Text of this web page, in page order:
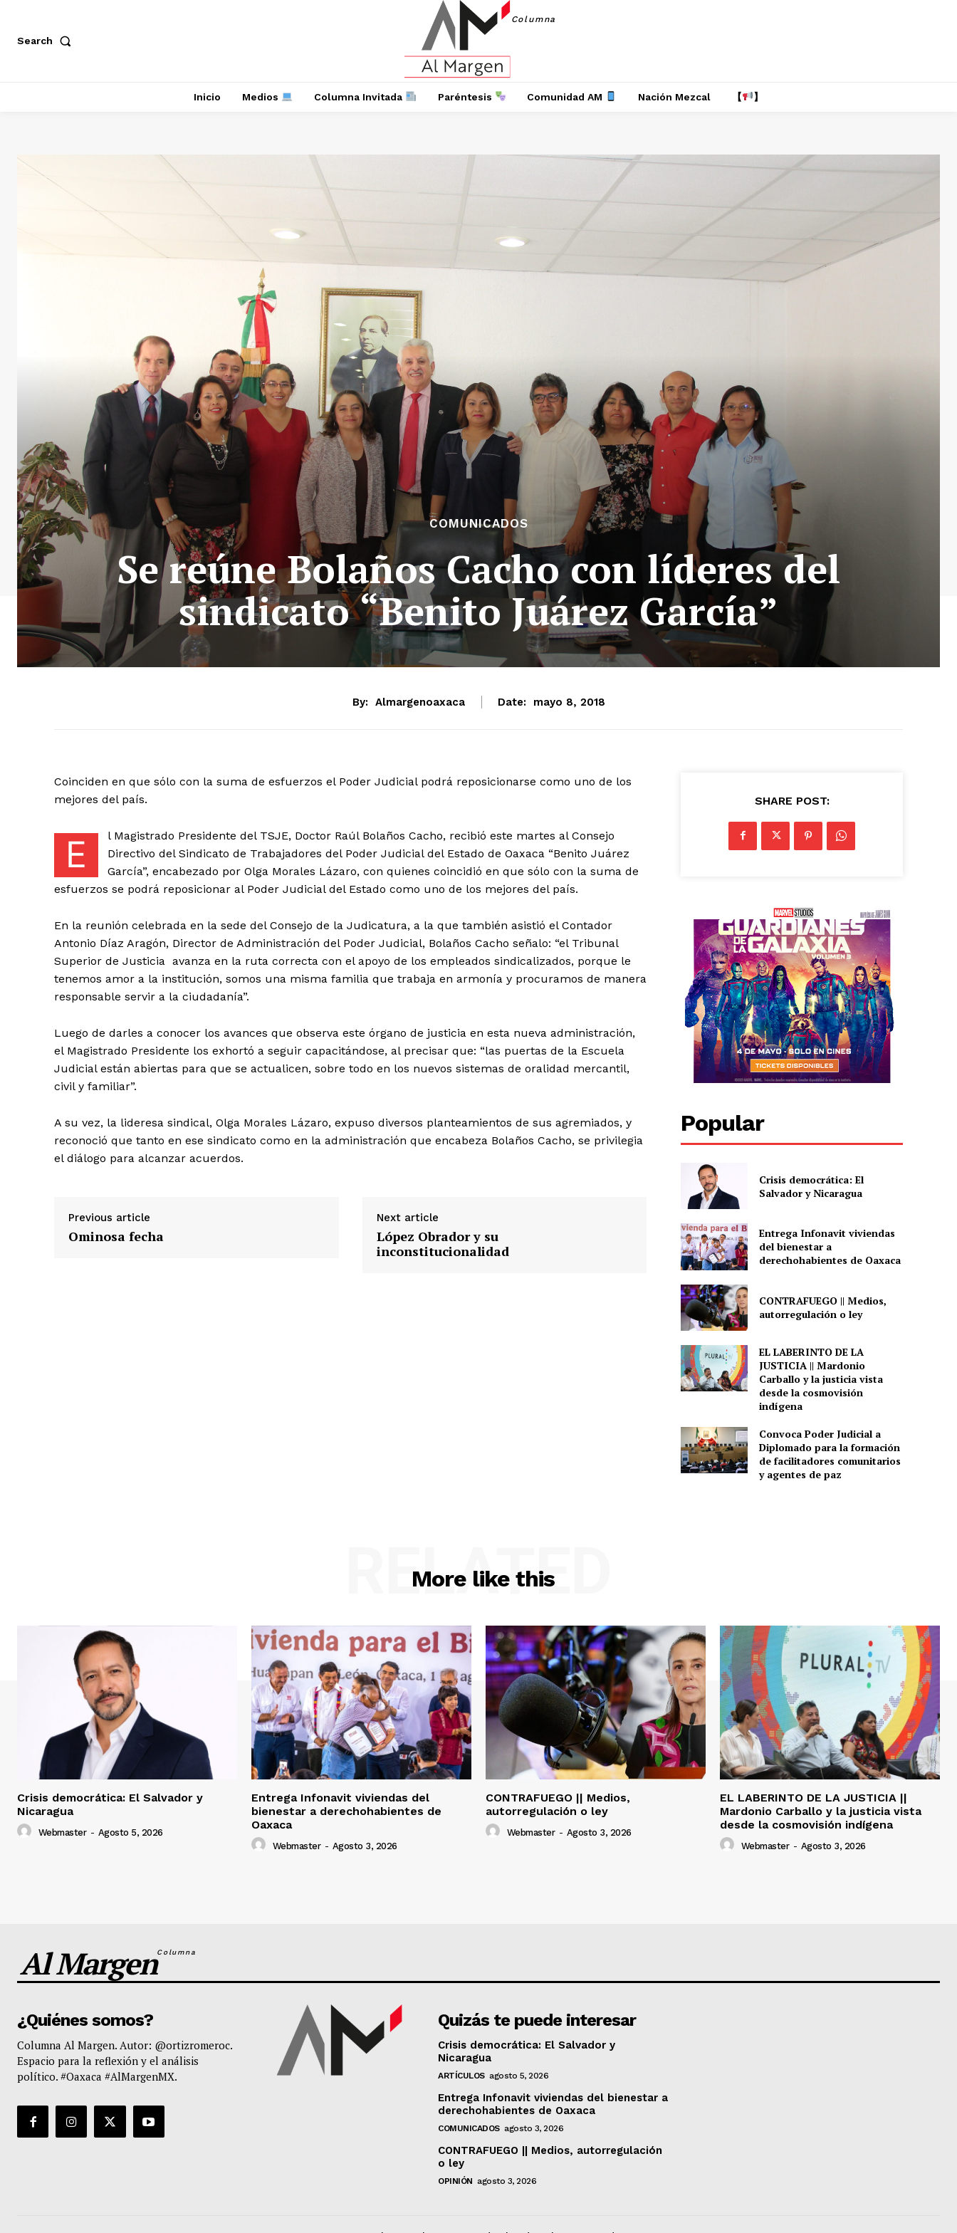
+ Todas las formas de lucha, potencialmente enlazadas
Search
Columna
Inicio Medios Columna Invitada Paréntesis Comunidad AM Nación Mezcal 【 】
COMUNICADOS
Se reúne Bolaños Cacho con líderes del
sindicato “Benito Juárez García”
By: Almargenoaxaca Date: mayo 8, 2018
Coinciden en que sólo con la suma de esfuerzos el Poder Judicial podrá reposicionarse como uno de los
mejores del país.
E
l Magistrado Presidente del TSJE, Doctor Raúl Bolaños Cacho, recibió este martes al Consejo
Directivo del Sindicato de Trabajadores del Poder Judicial del Estado de Oaxaca “Benito Juárez
García”, encabezado por Olga Morales Lázaro, con quienes coincidió en que sólo con la suma de
esfuerzos se podrá reposicionar al Poder Judicial del Estado como uno de los mejores del país.
En la reunión celebrada en la sede del Consejo de la Judicatura, a la que también asistió el Contador
Antonio Díaz Aragón, Director de Administración del Poder Judicial, Bolaños Cacho señalo: “el Tribunal
Superior de Justicia avanza en la ruta correcta con el apoyo de los empleados sindicalizados, porque le
tenemos amor a la institución, somos una misma familia que trabaja en armonía y procuramos de manera
responsable servir a la ciudadanía”.
Luego de darles a conocer los avances que observa este órgano de justicia en esta nueva administración,
el Magistrado Presidente los exhortó a seguir capacitándose, al precisar que: “las puertas de la Escuela
Judicial están abiertas para que se actualicen, sobre todo en los nuevos sistemas de oralidad mercantil,
civil y familiar”.
A su vez, la lideresa sindical, Olga Morales Lázaro, expuso diversos planteamientos de sus agremiados, y
reconoció que tanto en ese sindicato como en la administración que encabeza Bolaños Cacho, se privilegia
el diálogo para alcanzar acuerdos.
Previous article
Ominosa fecha
Next article
López Obrador y su
inconstitucionalidad
SHARE POST:
Popular
Crisis democrática: El
Salvador y Nicaragua
Entrega Infonavit viviendas
del bienestar a
derechohabientes de Oaxaca
CONTRAFUEGO || Medios,
autorregulación o ley
EL LABERINTO DE LA
JUSTICIA || Mardonio
Carballo y la justicia vista
desde la cosmovisión
indígena
Convoca Poder Judicial a
Diplomado para la formación
de facilitadores comunitarios
y agentes de paz
More like this
RELATED
Crisis democrática: El Salvador y
Nicaragua
Webmaster - Agosto 5, 2026
Entrega Infonavit viviendas del
bienestar a derechohabientes de
Oaxaca
Webmaster - Agosto 3, 2026
CONTRAFUEGO || Medios,
autorregulación o ley
Webmaster - Agosto 3, 2026
EL LABERINTO DE LA JUSTICIA ||
Mardonio Carballo y la justicia vista
desde la cosmovisión indígena
Webmaster - Agosto 3, 2026
Al MargenColumna
¿Quiénes somos?
Columna Al Margen. Autor: @ortizromeroc.
Espacio para la reflexión y el análisis
político. #Oaxaca #AlMargenMX.
Quizás te puede interesar
Crisis democrática: El Salvador y
Nicaragua
ARTÍCULOS agosto 5, 2026
Entrega Infonavit viviendas del bienestar a
derechohabientes de Oaxaca
COMUNICADOS agosto 3, 2026
CONTRAFUEGO || Medios, autorregulación
o ley
OPINIÓN agosto 3, 2026